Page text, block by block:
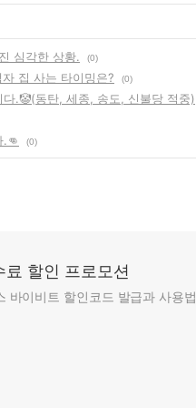
심각한 상황. (0)
집 사는 타이밍은?
(0)
.🤡(동탄, 세종, 송도, 신불당 적중)
(0)
할인 프로모션
바이비트 할인코드 발급과 사용법